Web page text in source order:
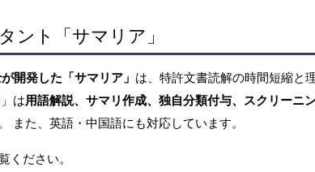
ント「サマリア」
開発した「サマリア」 は、特許文書読解の時間短縮と
は用語解説、サマリ作成、独自分類付与、スクリーニ
また、英語・中国語にも対応しています。
ください。